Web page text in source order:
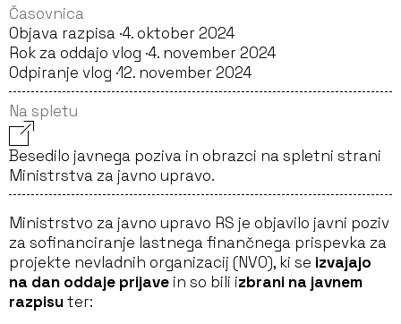
Časovnica
Objava razpisa ·4. oktober 2024
Rok za oddajo vlog ·4. november 2024
Odpiranje vlog ·12. november 2024
Na spletu
Besedilo javnega poziva in obrazci na spletni strani
Ministrstva za javno upravo.
Ministrstvo za javno upravo RS je objavilo javni poziv
za sofinanciranje lastnega finančnega prispevka za
projekte nevladnih organizacij (NVO), ki se izvajajo
na dan oddaje prijave in so bili izbrani na javnem
razpisuter: